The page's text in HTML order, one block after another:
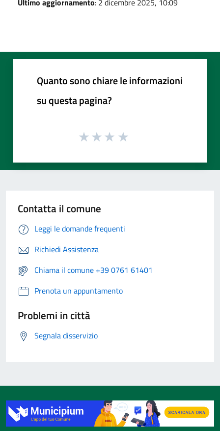
Quanto sono chiare le informazioni
su questa pagina?
Contatta il comune
Leggi le domande frequenti
Richiedi Assistenza
Chiama il comune +39 0761 61401
Prenota un appuntamento
Problemi in città
Segnala disservizio